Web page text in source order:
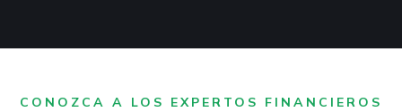
CONOZCA A LOS EXPERTOS FINANCIEROS